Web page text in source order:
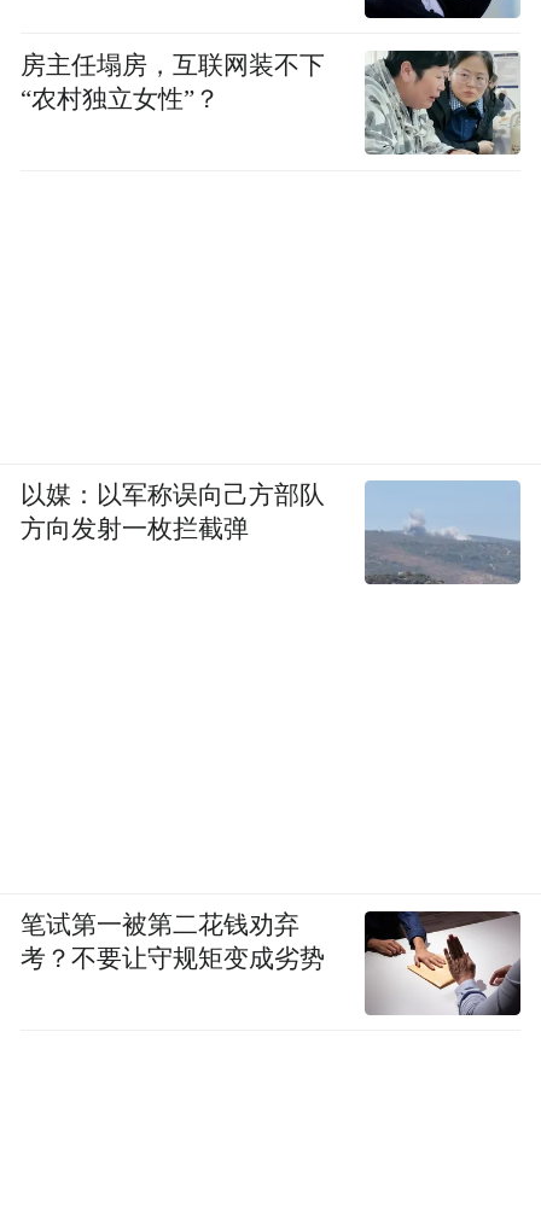
房主任塌房，互联网装不下
“农村独立女性”？
以媒：以军称误向己方部队
方向发射一枚拦截弹
笔试第一被第二花钱劝弃
考？不要让守规矩变成劣势